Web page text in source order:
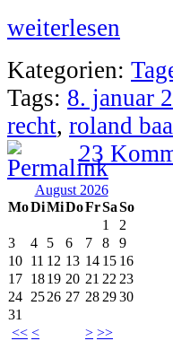
weiterlesen
Kategorien:
Tags: 8. januar
recht, roland
23
August 2026
MoDiMiDoFrSaSo
<< < > >>
1
2
3
4 5 6 7 8
9
10 11 12 13 14 15 16
17 1819 20 21 22 23
24 2526 27 28 2930
31